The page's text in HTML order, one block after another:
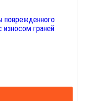
износом граней